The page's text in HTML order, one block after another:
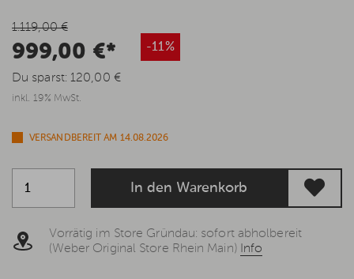
1.119,00 €
999,00 €* -11%
Du sparst:120,00 €
inkl. 19% MwSt.
VERSANDBEREIT AM 14.08.2026
In den Warenkorb
Vorrätig im Store Gründau: sofort abholbereit
(Weber Original Store Rhein Main) Info